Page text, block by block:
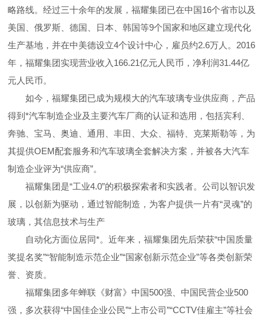
略路线。经过三十余年的发展，福耀集团已在中国16个省市以及
美国、俄罗斯、德国、日本、韩国等9个国家和地区建立现代化
生产基地，并在中美德设立4个设计中心，雇员约2.6万人。2016
年，福耀集团实现营业收入166.21亿元人民币，净利润31.44亿
元人民币。
如今，福耀集团已成为规模大的汽车玻璃专业供应商，产品
得到*汽车制造企业及主要汽车厂商的认证和选用，包括宾利、
奔驰、宝马、奥迪、通用、丰田、大众、福特、克莱斯勒等，为
其提供OEM配套服务和汽车玻璃全套解决方案，并被各大汽车
制造企业评为“供应商”。
福耀集团是“工业4.0”的积极探索者和实践者。公司以智识发
展，以创新为驱动，通过智能制造，为客户提供一片有“灵魂”的
玻璃，其信息技术与生产
自动化方面位居同*。近年来，福耀集团先后荣获“中国质量
奖提名奖”“智能制造示范企业”“国家创新示范企业”等各类创新荣
誉、资质。
福耀集团多年蝉联《财富》中国500强、中国民营企业500
强，多次获得“中国佳企业公民”“上市公司”“CCTV佳雇主”等社会